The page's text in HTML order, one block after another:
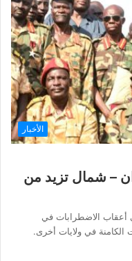
الأخبار
– شمال تزيد من
الاضطرابات في
في ولايات أخرى.